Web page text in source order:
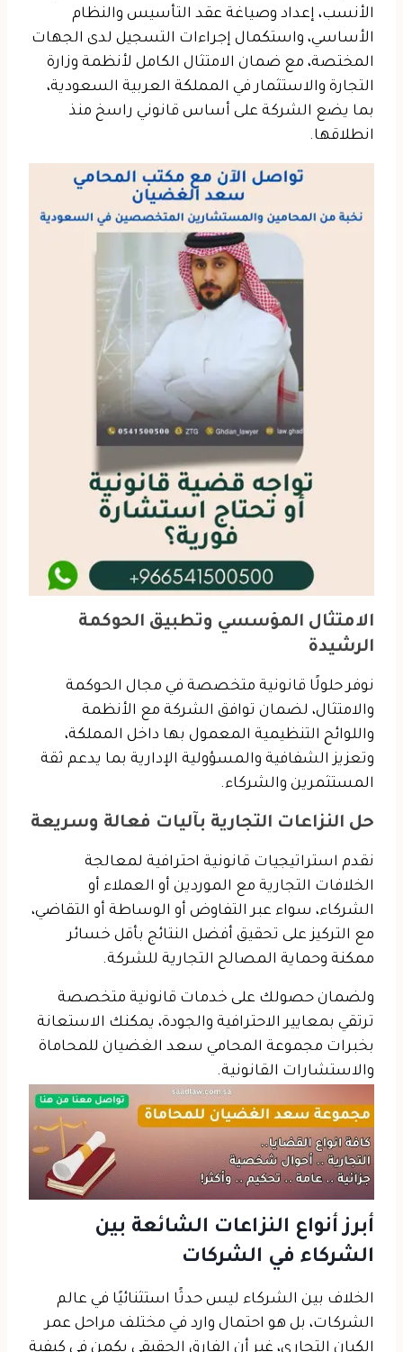
الأنسب، إعداد وصياغة عقد التأسيس والنظام
الأساسي، واستكمال إجراءات التسجيل لدى الجهات
المختصة، مع ضمان الامتثال الكامل لأنظمة وزارة
التجارة والاستثمار في المملكة العربية السعودية،
بما يضع الشركة على أساس قانوني راسخ منذ
انطلاقها.
الامتثال المؤسسي وتطبيق الحوكمة
الرشيدة
نوفر حلولًا قانونية متخصصة في مجال الحوكمة
والامتثال، لضمان توافق الشركة مع الأنظمة
واللوائح التنظيمية المعمول بها داخل المملكة،
وتعزيز الشفافية والمسؤولية الإدارية بما يدعم ثقة
المستثمرين والشركاء.
حل النزاعات التجارية بآليات فعالة وسريعة
نقدم استراتيجيات قانونية احترافية لمعالجة
الخلافات التجارية مع الموردين أو العملاء أو
الشركاء، سواء عبر التفاوض أو الوساطة أو التقاضي،
مع التركيز على تحقيق أفضل النتائج بأقل خسائر
ممكنة وحماية المصالح التجارية للشركة.
ولضمان حصولك على خدمات قانونية متخصصة
ترتقي بمعايير الاحترافية والجودة، يمكنك الاستعانة
بخبرات مجموعة المحامي سعد الغضيان للمحاماة
والاستشارات القانونية.
أبرز أنواع النزاعات الشائعة بين
الشركاء في الشركات
الخلاف بين الشركاء ليس حدثًا استثنائيًا في عالم
الشركات، بل هو احتمال وارد في مختلف مراحل عمر
الكيان التجاري، غير أن الفارق الحقيقي يكمن في كيفية